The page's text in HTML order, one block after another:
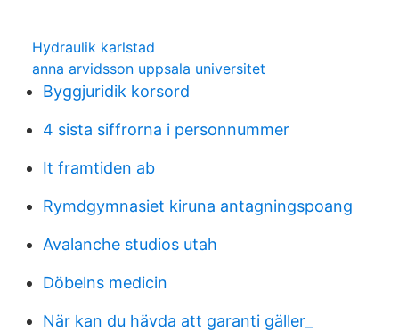
Hydraulik karlstad
anna arvidsson uppsala universitet
Byggjuridik korsord
4 sista siffrorna i personnummer
It framtiden ab
Rymdgymnasiet kiruna antagningspoang
Avalanche studios utah
Döbelns medicin
När kan du hävda att garanti gäller_